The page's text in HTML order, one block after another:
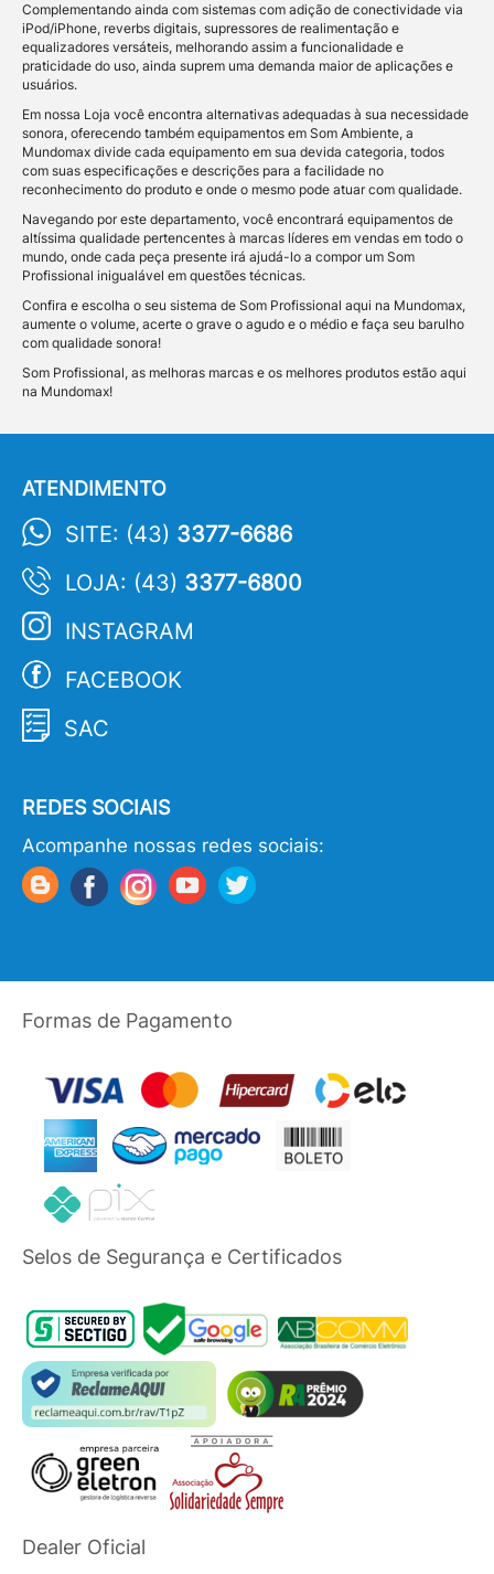
Complementando ainda com sistemas com adição de conectividade via
iPod/iPhone, reverbs digitais, supressores de realimentação e
equalizadores versáteis, melhorando assim a funcionalidade e
praticidade do uso, ainda suprem uma demanda maior de aplicações e
usuários.
Em nossa Loja você encontra alternativas adequadas à sua necessidade
sonora, oferecendo também equipamentos em Som Ambiente, a
Mundomax divide cada equipamento em sua devida categoria, todos
com suas especificações e descrições para a facilidade no
reconhecimento do produto e onde o mesmo pode atuar com qualidade.
Navegando por este departamento, você encontrará equipamentos de
altíssima qualidade pertencentes à marcas líderes em vendas em todo o
mundo, onde cada peça presente irá ajudá-lo a compor um Som
Profissional inigualável em questões técnicas.
Confira e escolha o seu sistema de Som Profissional aqui na Mundomax,
aumente o volume, acerte o grave o agudo e o médio e faça seu barulho
com qualidade sonora!
Som Profissional, as melhoras marcas e os melhores produtos estão aqui
na Mundomax!
ATENDIMENTO
SITE: (43) 3377-6686
LOJA: (43) 3377-6800
INSTAGRAM
FACEBOOK
SAC
REDES SOCIAIS
Acompanhe nossas redes sociais:
Formas de Pagamento
Selos de Segurança e Certificados
Dealer Oficial